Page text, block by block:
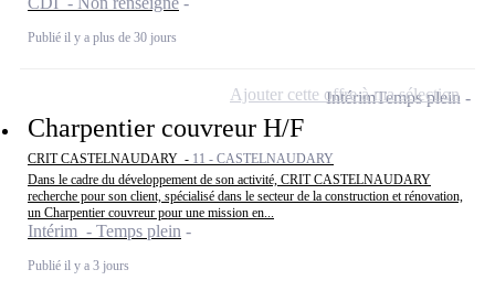
Publié il y a plus de 30 jours
Charpentier couvreur H/F
CRIT CASTELNAUDARY - 11 - CASTELNAUDARY
Dans le cadre du développement de son activité, CRIT CASTELNAUDARY
recherche pour son client, spécialisé dans le secteur de la construction et rénovation,
un Charpentier couvreur pour une mission en...
Intérim - Temps plein
Publié il y a 3 jours
IntérimTemps plein
Ajouter cette offre à ma sélection